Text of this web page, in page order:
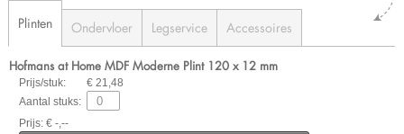
Plinten Ondervloer Legservice Accessoires
Hofmans at Home MDF Moderne Plint 120 x 12 mm
Prijs/stuk:
€ 21,48
Aantal stuks:
Prijs: € -,--